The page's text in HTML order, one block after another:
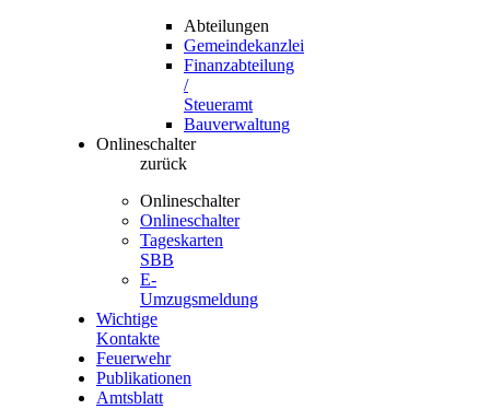
Abteilungen
Gemeindekanzlei
Finanzabteilung
/
Steueramt
Bauverwaltung
Onlineschalter
zurück
Onlineschalter
Onlineschalter
Tageskarten
SBB
E-
Umzugsmeldung
Wichtige
Kontakte
Feuerwehr
Publikationen
Amtsblatt